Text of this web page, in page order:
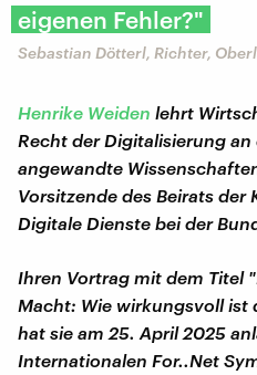
eigenen Fehler?"
Sebastian Dötterl, Richter,
Henrike Weiden lehrt
Recht der Digitalisierung
angewandte
Vorsitzende des Beirats
Digitale Dienste bei der
Ihren Vortrag mit dem Titel
Macht: Wie wirkungsvoll ist
hat sie am 25. April 2025
Internationalen For..Net